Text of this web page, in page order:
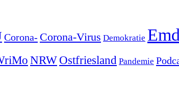
Corona- Corona-Virus Demokratie
NRWOstfriesland Pandemie